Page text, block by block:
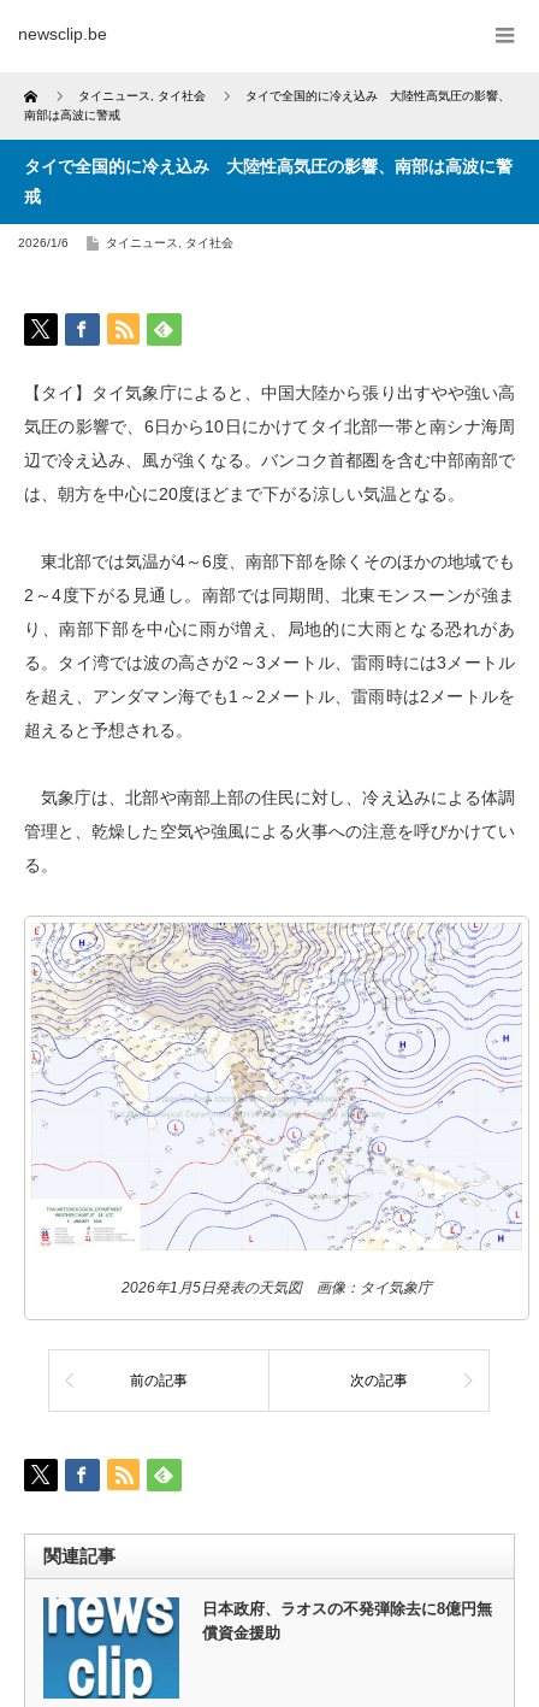
newsclip.be
Home タイニュース タイ社会
タイで全国的に冷え込み 大陸性高気圧の影響、
南部は高波に警戒
タイで全国的に冷え込み 大陸性高気圧の影響、南部は高波に警
戒
2026/1/6 タイニュース タイ社会
【タイ】タイ気象庁によると、中国大陸から張り出すやや強い高
気圧の影響で、6日から10日にかけてタイ北部一帯と南シナ海周
辺で冷え込み、風が強くなる。バンコク首都圏を含む中部南部で
は、朝方を中心に20度ほどまで下がる涼しい気温となる。
東北部では気温が4～6度、南部下部を除くそのほかの地域でも
2～4度下がる見通し。南部では同期間、北東モンスーンが強ま
り、南部下部を中心に雨が増え、局地的に大雨となる恐れがあ
る。タイ湾では波の高さが2～3メートル、雷雨時には3メートル
を超え、アンダマン海でも1～2メートル、雷雨時は2メートルを
超えると予想される。
気象庁は、北部や南部上部の住民に対し、冷え込みによる体調
管理と、乾燥した空気や強風による火事への注意を呼びかけてい
る。
2026年1月5日発表の天気図 画像：タイ気象庁
前の記事 次の記事
関連記事
日本政府、ラオスの不発弾除去に8億円無
償資金援助